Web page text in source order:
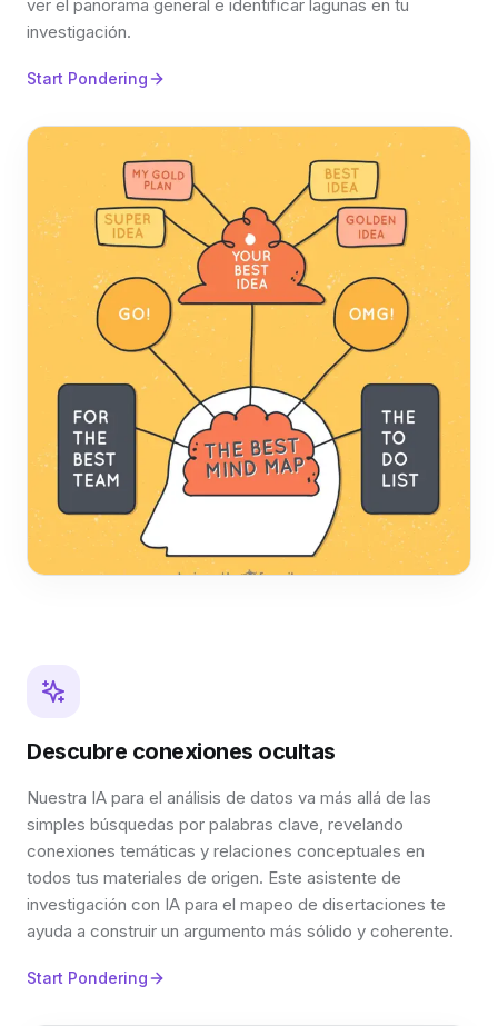
ver el panorama general e identificar lagunas en tu
investigación.
Start Pondering
Descubre conexiones ocultas
Nuestra IA para el análisis de datos va más allá de las
simples búsquedas por palabras clave, revelando
conexiones temáticas y relaciones conceptuales en
todos tus materiales de origen. Este asistente de
investigación con IA para el mapeo de disertaciones te
ayuda a construir un argumento más sólido y coherente.
Start Pondering